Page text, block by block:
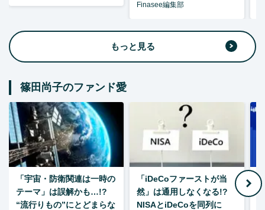
Finasee編集部
もっと見る
篠田尚子のファンド愛
「宇宙・防衛関連は一時の
テーマ」は誤解かも…!?
“流行りもの”にとどまらな
「iDeCoファーストが当
然」は通用しなくなる!?
NISAとiDeCoを同列に